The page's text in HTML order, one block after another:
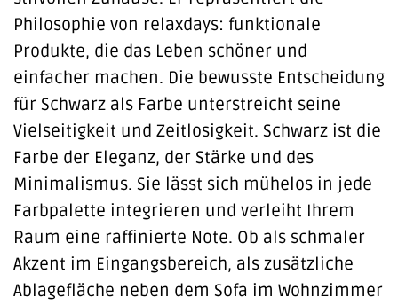
Philosophie von relaxdays: funktionale
Produkte, die das Leben schöner und
einfacher machen. Die bewusste Entscheidung
für Schwarz als Farbe unterstreicht seine
Vielseitigkeit und Zeitlosigkeit. Schwarz ist die
Farbe der Eleganz, der Stärke und des
Minimalismus. Sie lässt sich mühelos in jede
Farbpalette integrieren und verleiht Ihrem
Raum eine raffinierte Note. Ob als schmaler
Akzent im Eingangsbereich, als zusätzliche
Ablagefläche neben dem Sofa im Wohnzimmer